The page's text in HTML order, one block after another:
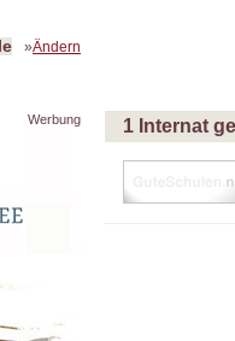
»Ändern
Werbung 1 Internat